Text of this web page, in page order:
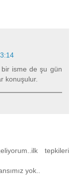
isme de şu gün
konuşulur.
tepkileri
yok..